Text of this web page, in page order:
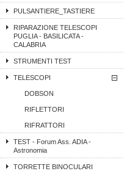
PULSANTIERE_TASTIERE
RIPARAZIONE TELESCOPI
PUGLIA - BASILICATA -
CALABRIA
STRUMENTI TEST
TELESCOPI
DOBSON
RIFLETTORI
RIFRATTORI
TEST - Forum Ass. ADIA -
Astronomia
TORRETTE BINOCULARI